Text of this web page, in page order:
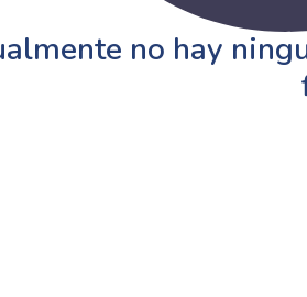
no hay